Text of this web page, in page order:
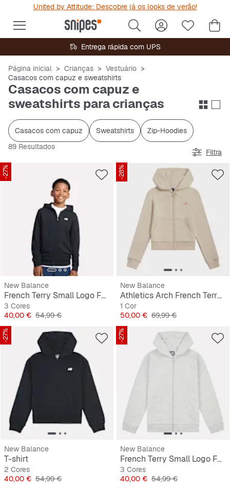
United by Attitude: Descobre já os looks de verão!
Entrega rápida com UPS
Página inicial Crianças
Vestuário
Casacos com capuz e sweatshirts
Casacos com capuz e
sweatshirts para crianças
Casacos com capuz Sweatshirts
Zip-Hoodies
89 Resultados
Filtra
-27%
New Balance
French Terry Small Logo Full Zip Hoodie
3 Cores
Preço
40,00 € Preço original
54,99 €
-28%
New Balance
Athletics Arch French Terry Hoodie
1 Cor
Preço
50,00 € Preço original
69,99 €
-27%
New Balance
T-shirt
2 Cores
Preço
40,00 € Preço original
54,99 €
-27%
New Balance
French Terry Small Logo Full Zip Hoodie
3 Cores
Preço
40,00 € Preço original
54,99 €